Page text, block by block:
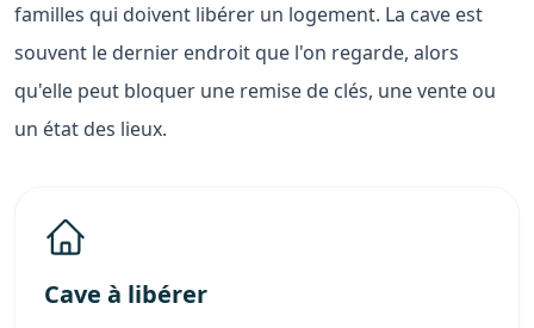
familles qui doivent libérer un logement. La cave est
souvent le dernier endroit que l'on regarde, alors
qu'elle peut bloquer une remise de clés, une vente ou
un état des lieux.
Cave à libérer